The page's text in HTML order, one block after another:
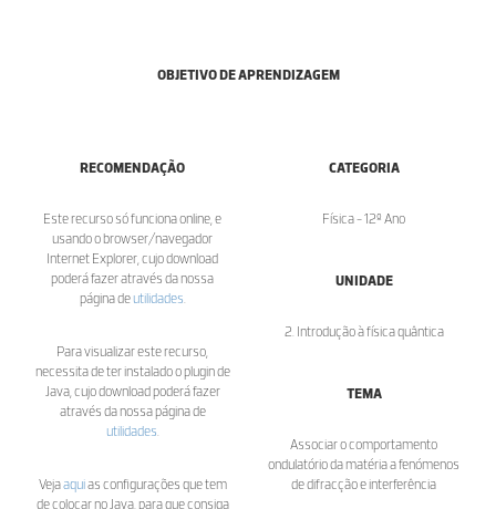
OBJETIVO DE APRENDIZAGEM
RECOMENDAÇÃO
Este recurso só funciona online, e
usando o browser/navegador
Internet Explorer, cujo download
poderá fazer através da nossa
página deutilidades
Para visualizar este recurso,
necessita de ter instalado o plugin de
Java, cujo download poderá fazer
através da nossa página de
utilidades
Vejaaquias configurações que tem
de colocar no Java, para que consiga
CATEGORIA
Física - 12º Ano
UNIDADE
2. Introdução à física quântica
TEMA
Associar o comportamento
ondulatório da matéria a fenómenos
de difracção e interferência